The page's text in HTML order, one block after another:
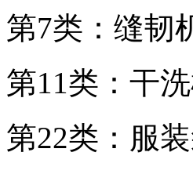
第7类：缝韧
第11类：干
第22类：服